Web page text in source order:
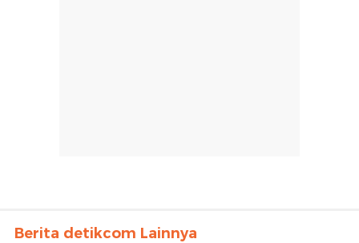
Berita detikcom Lainnya